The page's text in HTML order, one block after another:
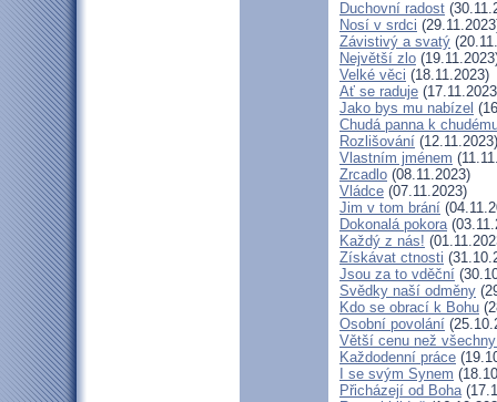
Duchovní radost
Nosí v srdci
Závistivý a svatý
Největší zlo
Velké věci (18.11.2023)
Ať se raduje
Jako bys mu nabízel
Chudá panna k
Rozlišování (12.11.2023)
Vlastním jménem
Zrcadlo (08.11.2023)
Vládce (07.11.2023)
Jim v tom brání
Dokonalá pokora
Každý z nás!
Získávat ctnosti
Jsou za to vděční
Svědky naší odměny
Kdo se obrací k Bohu
Osobní povolání
Větší cenu než
Každodenní práce
I se svým Synem
Přicházejí od Boha